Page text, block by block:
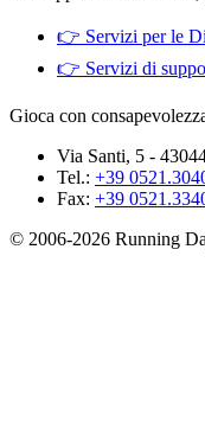
👉 Servizi per le
👉 Servizi di
Gioca con
Via Santi, 5 -
Tel.: +39
Fax: +39
© 2006-2026 Running